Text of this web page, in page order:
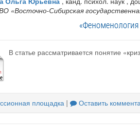
«Восточно-Сибирская
«Феноменология
В статье рассматривается понятие
площадка | Оставить